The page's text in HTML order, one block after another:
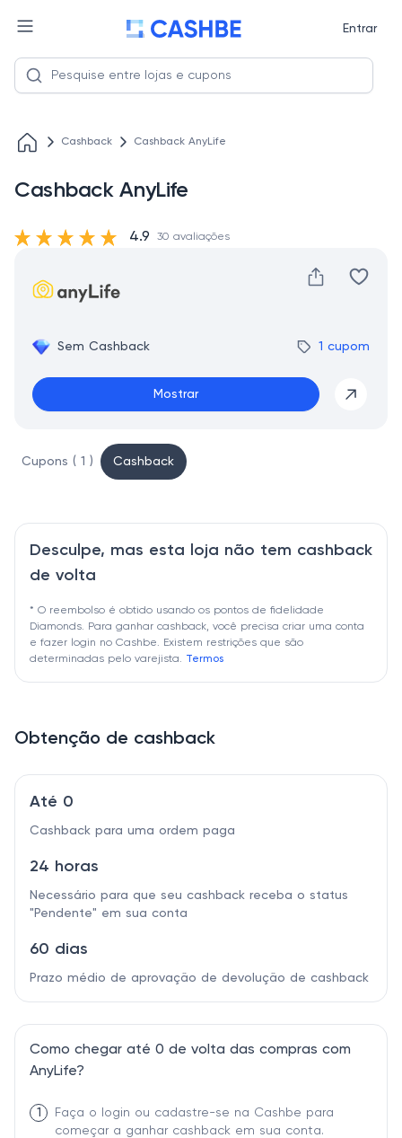
Entrar
Cashback Cashback AnyLife
Cashback AnyLife
Sem Cashback 1 cupom
Mostrar
4.9 30 avaliações
Cupons ( 1 ) Cashback
Desculpe, mas esta loja não tem cashback
de volta
* O reembolso é obtido usando os pontos de fidelidade
Diamonds. Para ganhar cashback, você precisa criar uma conta
e fazer login no Cashbe. Existem restrições que são
determinadas pelo varejista. Termos
Obtenção de cashback
Até 0
Cashback para uma ordem paga
24 horas
Necessário para que seu cashback receba o status
"Pendente" em sua conta
60 dias
Prazo médio de aprovação de devolução de cashback
Como chegar até 0 de volta das compras com
AnyLife?
1
Faça o login ou cadastre-se na Cashbe para
começar a ganhar cashback em sua conta.